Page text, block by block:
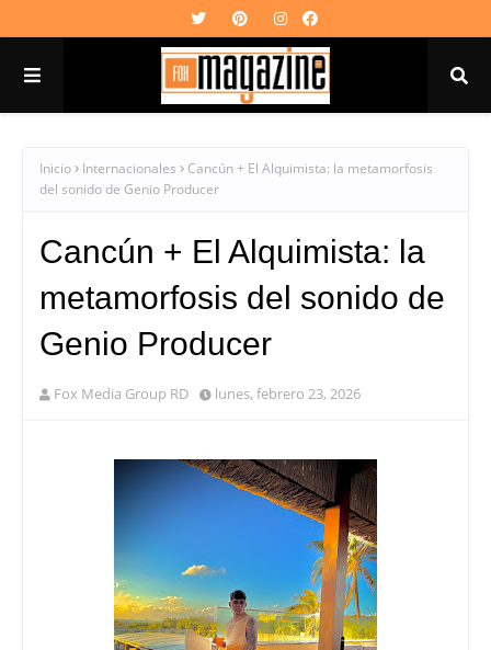
Inicio Internacionales
Cancún + El Alquimista: la metamorfosis
del sonido de Genio Producer
Cancún + El Alquimista: la
metamorfosis del sonido de
Genio Producer
Fox Media Group RD lunes, febrero 23, 2026